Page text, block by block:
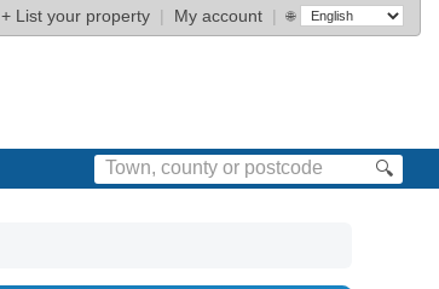
+ List your property | My account | 🌐
🔍